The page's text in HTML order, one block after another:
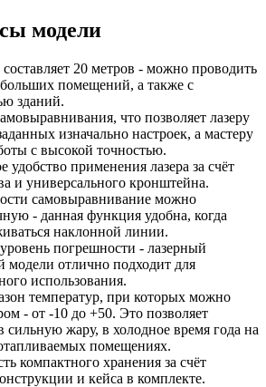
модели
составляет 20 метров - можно проводить
помещений, а также с
зданий.
что позволяет лазеру
изначально настроек, а мастеру
с высокой точностью.
удобство применения лазера за счёт
и универсального кронштейна.
самовыравнивание можно
- данная функция удобна, когда
наклонной линии.
погрешности - лазерный
модели отлично подходит для
использования.
температур, при которых можно
- от -10 до +50. Это позволяет
сильную жару, в холодное время года на
помещениях.
компактного хранения за счёт
и кейса в комплекте.